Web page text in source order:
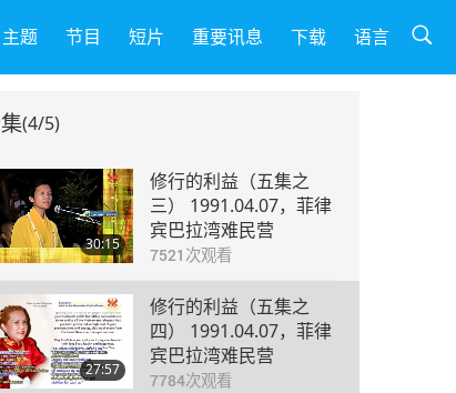
主题 节目 短片 重要讯息 下载 语言
(4/5)
30:15
修行的利益（五集之
三） 1991.04.07，菲律
宾巴拉湾难民营
7521 次观看
27:57
修行的利益（五集之
四） 1991.04.07，菲律
宾巴拉湾难民营
7784次观看